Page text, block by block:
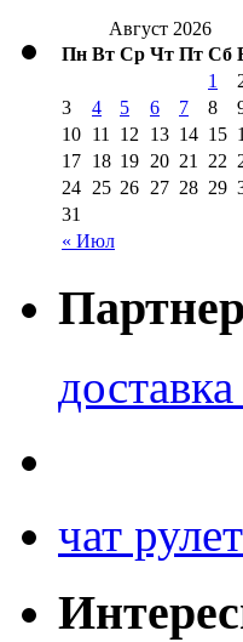
Август 2026
Пн Вт Ср Чт Пт Сб
« Июл
1
3
4 5 6 7 8
10 11 12 13 14 15
17 18 19 20 21 22
24 25 26 27 28 29
31
чат